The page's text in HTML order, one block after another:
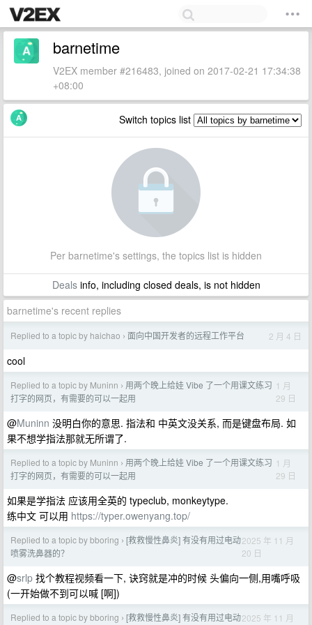
barnetime
V2EX member #216483, joined on 2017-02-21 17:34:38
+08:00
Switch topics list
Per barnetime's settings, the topics list is hidden
Dealsinfo, including closed deals, is not hidden
barnetime's recent replies
Replied to a topic by haichao › 面向中国开发者的远程工作平台 2 月 4 日
cool
Replied to a topic by Muninn › 用两个晚上给娃 Vibe 了一个用课文练习
打字的网页，有需要的可以一起用
1 月
29 日
@Muninn 没明白你的意思. 指法和 中英文没关系, 而是键盘布局. 如
果不想学指法那就无所谓了.
Replied to a topic by Muninn › 用两个晚上给娃 Vibe 了一个用课文练习
打字的网页，有需要的可以一起用
1 月
29 日
如果是学指法 应该用全英的 typeclub, monkeytype.
练中文 可以用 https://typer.owenyang.top/
Replied to a topic by bboring › [救救慢性鼻炎] 有没有用过电动
喷雾洗鼻器的？
2025 年 11 月
20 日
@srlp 找个教程视频看一下, 诀窍就是冲的时候 头偏向一侧,用嘴呼吸
(一开始做不到可以喊 [啊])
Replied to a topic by bboring › [救救慢性鼻炎] 有没有用过电动2025 年 11 月